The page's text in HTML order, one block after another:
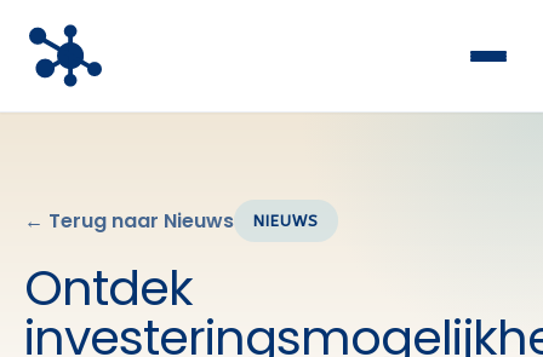
← Terug naar Nieuws NIEUWS
Ontdek